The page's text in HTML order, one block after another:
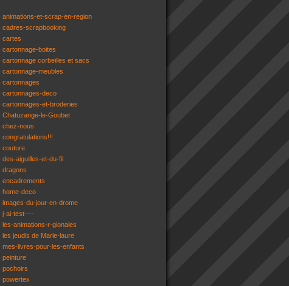
animations-et-scrap-en-region
cadres-scrapbooking
cartes
cartonnage-boites
cartonnage corbeilles et sacs
cartonnage-meubles
cartonnages
cartonnages-deco
cartonnages-et-broderies
Chatuzange-le-Goubet
chez-nous
congratulations!!!
couture
des-aiguilles-et-du-fil
dragons
encadrements
home-deco
images-du-jour-en-drome
j-ai-test----
les-animations-r-gionales
les jeudis de Marie-laure
mes-livres-pour-les-enfants
peinture
pochoirs
powertex